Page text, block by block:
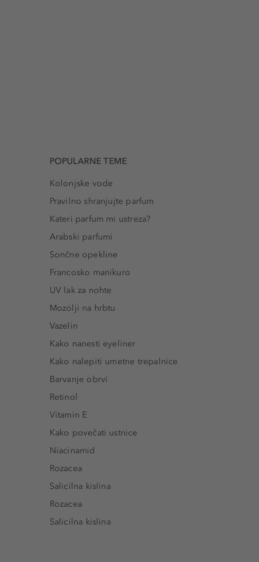
POPULARNE TEME
Kolonjske vode
Pravilno shranjujte parfum
Kateri parfum mi ustreza?
Arabski parfumi
Sončne opekline
Francosko manikuro
UV lak za nohte
Mozolji na hrbtu
Vazelin
Kako nanesti eyeliner
Kako nalepiti umetne trepalnice
Barvanje obrvi
Retinol
Vitamin E
Kako povečati ustnice
Niacinamid
Rozacea
Salicilna kislina
Rozacea
Salicilna kislina